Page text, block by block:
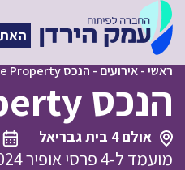
ראשי-אירועים - הנכס The Property
הנכס The Property
אולם 4 בית גבריאל